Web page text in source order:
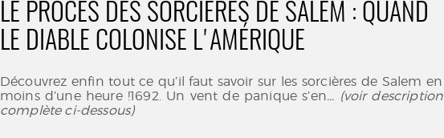
LE PROCÈS DES SORCIÈRES DE SALEM : QUAND
LE DIABLE COLONISE L'AMÉRIQUE
Découvrez enfin tout ce qu’il faut savoir sur les sorcières de Salem en
moins d’une heure !1692. Un vent de panique s’en... (voir description
complète ci-dessous)